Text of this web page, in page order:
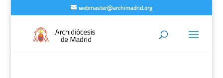
webmaster@archimadrid.org